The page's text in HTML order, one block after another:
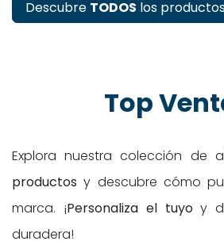
Descubre TODOS los
Top
Explora nuestra colección de
productos y descubre cómo
marca. ¡Personaliza el tuyoy
duradera!